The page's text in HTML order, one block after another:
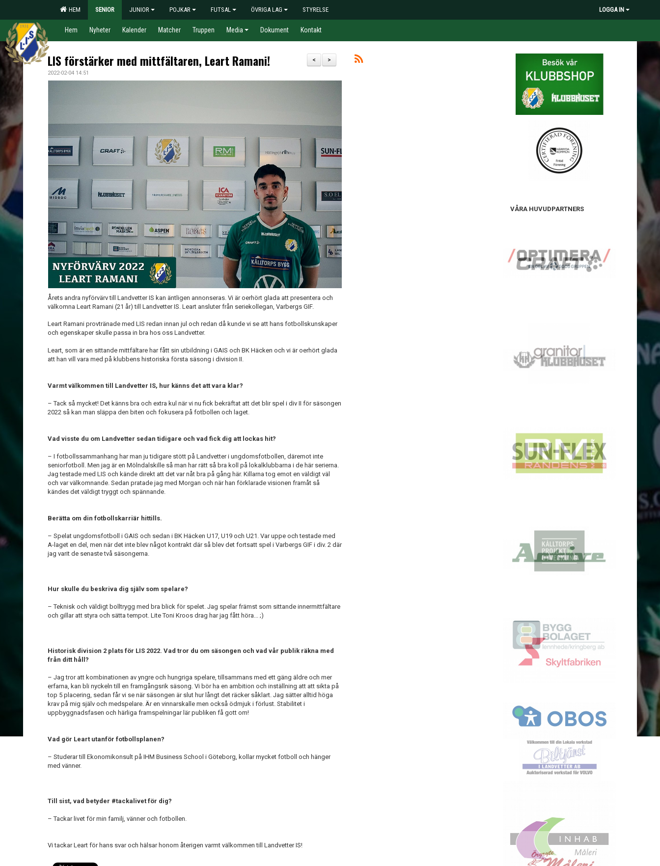
HEM SENIOR JUNIOR POJKAR FUTSAL ÖVRIGA LAG STYRELSE LOGGA IN
Hem Nyheter Kalender Matcher Truppen Media Dokument Kontakt
>
<
LIS förstärker med mittfältaren, Leart Ramani!
2022-02-04 14:51
Årets andra nyförvärv till Landvetter IS kan äntligen annonseras. Vi är oerhört glada att presentera och
välkomna Leart Ramani (21 år) till Landvetter IS. Leart ansluter från seriekollegan, Varbergs GIF.
Leart Ramani provtränade med LIS redan innan jul och redan då kunde vi se att hans fotbollskunskaper
och egenskaper skulle passa in bra hos oss Landvetter.
Leart, som är en sittande mittfältare har fått sin utbildning i GAIS och BK Häcken och vi är oerhört glada
att han vill vara med på klubbens historiska första säsong i division II.
Varmt välkommen till Landvetter IS, hur känns det att vara klar?
– Tack så mycket! Det känns bra och extra kul när vi nu fick bekräftat att det blir spel i div II för säsongen
2022 så kan man släppa den biten och fokusera på fotbollen och laget.
Vad visste du om Landvetter sedan tidigare och vad fick dig att lockas hit?
– I fotbollssammanhang har man ju tidigare stött på Landvetter i ungdomsfotbollen, däremot inte
seniorfotboll. Men jag är en Mölndalskille så man har rätt så bra koll på lokalklubbarna i de här serierna.
Jag testade med LIS och kände direkt att det var nåt bra på gång här. Killarna tog emot en väldigt väl
och var välkomnande. Sedan pratade jag med Morgan och när han förklarade visionen framåt så
kändes det väldigt tryggt och spännande.
Berätta om din fotbollskarriär hittills.
– Spelat ungdomsfotboll i GAIS och sedan i BK Häcken U17, U19 och U21. Var uppe och testade med
A-laget en del, men när det inte blev något kontrakt där så blev det fortsatt spel i Varbergs GIF i div. 2 där
jag varit de senaste två säsongerna.
Hur skulle du beskriva dig själv som spelare?
– Teknisk och väldigt bolltrygg med bra blick för spelet. Jag spelar främst som sittande innermittfältare
och gillar att styra och sätta tempot. Lite Toni Kroos drag har jag fått höra... ;)
Historisk division 2 plats för LIS 2022. Vad tror du om säsongen och vad vår publik räkna med
från ditt håll?
– Jag tror att kombinationen av yngre och hungriga spelare, tillsammans med ett gäng äldre och mer
erfarna, kan bli nyckeln till en framgångsrik säsong. Vi bör ha en ambition och inställning att att sikta på
top 5 placering, sedan får vi se när säsongen är slut hur långt det räcker såklart. Jag sätter alltid höga
krav på mig själv och medspelare. Är en vinnarskalle men också ödmjuk i förlust. Stabilitet i
uppbyggnadsfasen och härliga framspelningar lär publiken få gott om!
Vad gör Leart utanför fotbollsplanen?
– Studerar till Ekonomikonsult på IHM Business School i Göteborg, kollar mycket fotboll och hänger
med vänner.
Till sist, vad betyder #tackalivet för dig?
– Tackar livet för min familj, vänner och fotbollen.
Vi tackar Leart för hans svar och hälsar honom återigen varmt välkommen till Landvetter IS!
VÅRA HUVUDPARTNERS